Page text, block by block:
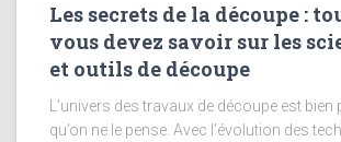
Les secrets de la découpe :
vous devez savoir sur les
et outils de découpe
L’univers des travaux de découpe est bien
qu’on ne le pense. Avec l’évolution des